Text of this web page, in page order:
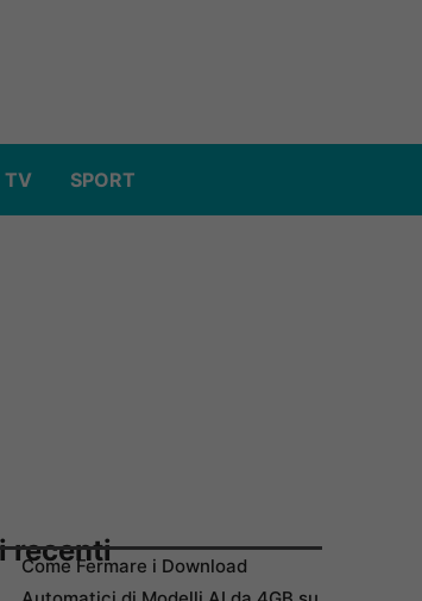
TV SPORT
recenti
Come Fermare i Download